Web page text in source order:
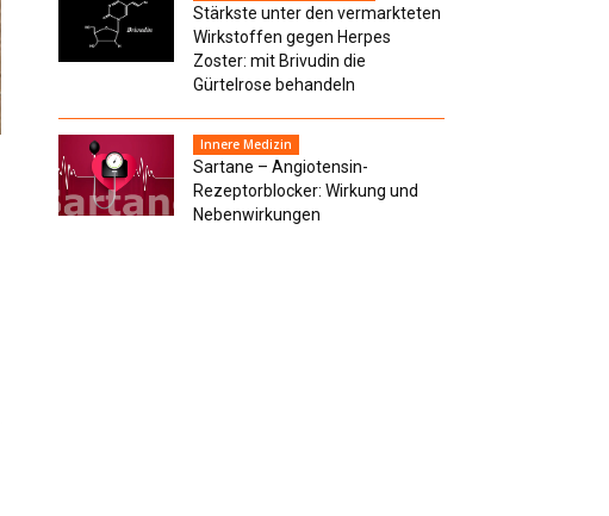
Stärkste unter den vermarkteten
Wirkstoffen gegen Herpes
Zoster: mit Brivudin die
Gürtelrose behandeln
Innere Medizin
Sartane – Angiotensin-
Rezeptorblocker: Wirkung und
Nebenwirkungen